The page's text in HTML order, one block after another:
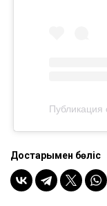
Достарыңмен бөліс